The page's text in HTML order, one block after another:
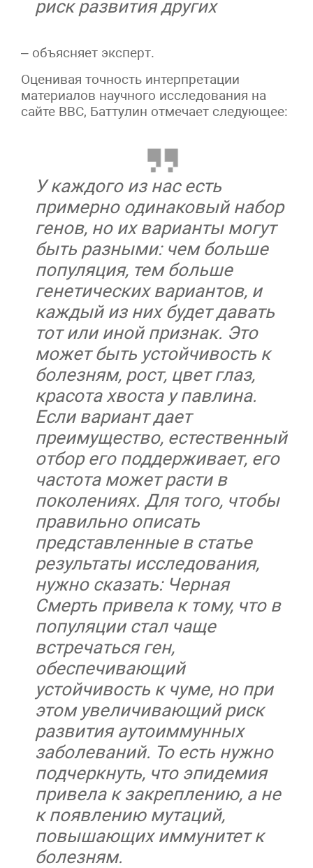
риск развития других
– объясняет эксперт.
Оценивая точность интерпретации
материалов научного исследования на
сайте BBC, Баттулин отмечает следующее:
У каждого из нас есть
примерно одинаковый набор
генов, но их варианты могут
быть разными: чем больше
популяция, тем больше
генетических вариантов, и
каждый из них будет давать
тот или иной признак. Это
может быть устойчивость к
болезням, рост, цвет глаз,
красота хвоста у павлина.
Если вариант дает
преимущество, естественный
отбор его поддерживает, его
частота может расти в
поколениях. Для того, чтобы
правильно описать
представленные в статье
результаты исследования,
нужно сказать: Черная
Смерть привела к тому, что в
популяции стал чаще
встречаться ген,
обеспечивающий
устойчивость к чуме, но при
этом увеличивающий риск
развития аутоиммунных
заболеваний. То есть нужно
подчеркнуть, что эпидемия
привела к закреплению, а не
к появлению мутаций,
повышающих иммунитет к
болезням.